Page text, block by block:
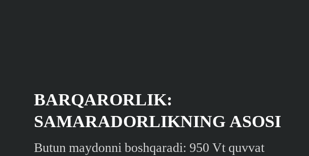
BARQARORLIK:
SAMARADORLIKNING ASOSI
Butun maydonni boshqaradi: 950 Vt quvvat